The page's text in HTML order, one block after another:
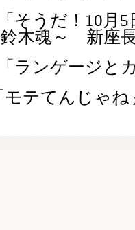
そうだ！10
鈴木魂～ 新座
ランゲージと
モテてんじゃ